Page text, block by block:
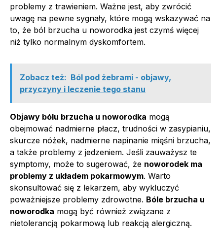
problemy z trawieniem. Ważne jest, aby zwrócić
uwagę na pewne sygnały, które mogą wskazywać na
to, że ból brzucha u noworodka jest czymś więcej
niż tylko normalnym dyskomfortem.
Zobacz też: Ból pod żebrami - objawy,
przyczyny i leczenie tego stanu
Objawy bólu brzucha u noworodka mogą
obejmować nadmierne płacz, trudności w zasypianiu,
skurcze nóżek, nadmierne napinanie mięśni brzucha,
a także problemy z jedzeniem. Jeśli zauważysz te
symptomy, może to sugerować, że noworodek ma
problemy z układem pokarmowym. Warto
skonsultować się z lekarzem, aby wykluczyć
poważniejsze problemy zdrowotne. Bóle brzucha u
noworodka mogą być również związane z
nietolerancją pokarmową lub reakcją alergiczną.